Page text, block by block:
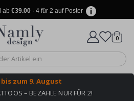
ab €39.00· 4 für 2 auf Poster
von 1030 Bewertungen
Wagen
0
zum 9. August
– BEZAHLE NUR FÜR 2!